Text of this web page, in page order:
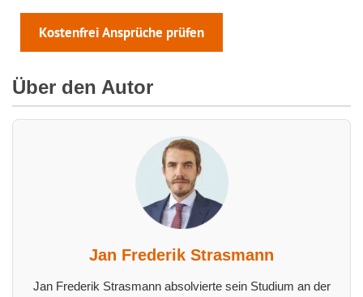
Kostenfrei Ansprüche prüfen
Über den Autor
Jan Frederik Strasmann
Jan Frederik Strasmann absolvierte sein Studium an der